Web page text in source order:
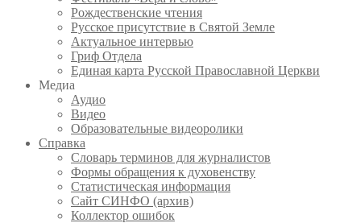
Рождественские чтения
Русское присутствие в Святой Земле
Актуальное интервью
Гриф Отдела
Единая карта Русской Православной Церкви
Медиа
Аудио
Видео
Образовательные видеоролики
Справка
Словарь терминов для журналистов
Формы обращения к духовенству
Статистическая информация
Сайт СИНФО (архив)
Коллектор ошибок